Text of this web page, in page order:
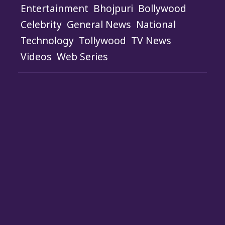
Entertainment Bhojpuri Bollywood
Celebrity General News National
Technology Tollywood TV News
Videos Web Series